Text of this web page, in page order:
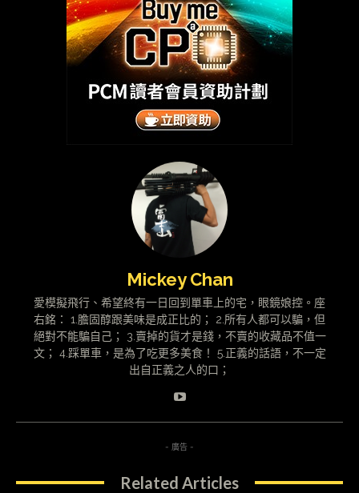
Mickey Chan
愛模擬飛行、希望終有一日回到單車上的宅，眼鏡娘控。座
右銘： 1.膽固醇跟美味是成正比的； 2.所有人都可以騙，但
絕對不能騙自己； 3.賣掉的貨才是錢，不賣的收藏品不值一
文； 4.踩單車，是為了吃更多美食！ 5.正義的話語，不一定
出自正義之人的口；
- 廣告 -
Related Articles